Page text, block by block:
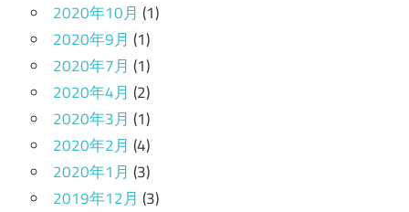
2020年10月 (1)
2020年9月 (1)
2020年7月 (1)
2020年4月 (2)
2020年3月 (1)
2020年2月 (4)
2020年1月 (3)
2019年12月 (3)